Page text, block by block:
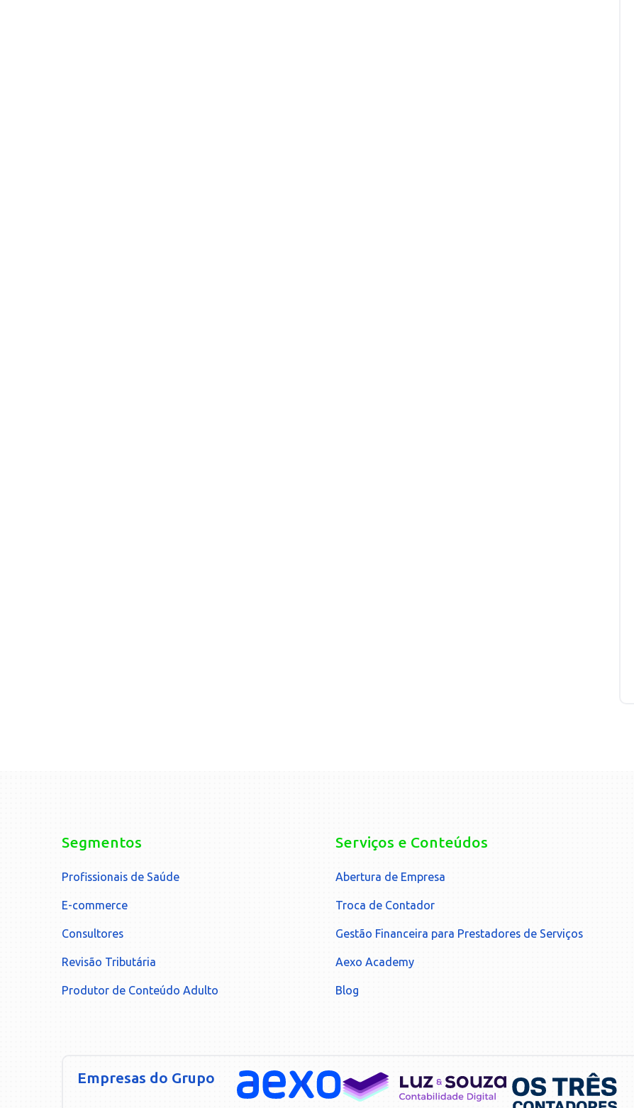
Segmentos
Profissionais de Saúde
E-commerce
Consultores
Revisão Tributária
Produtor de Conteúdo Adulto
Serviços e Conteúdos
Abertura de Empresa
Troca de Contador
Gestão Financeira para Prestadores de Serviços
Aexo Academy
Blog
Empresas do Grupo